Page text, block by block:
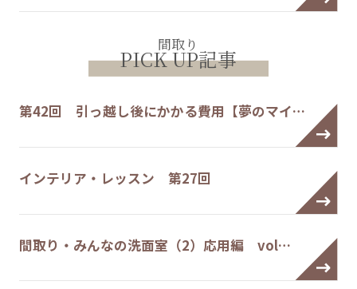
間取り
PICK UP記事
第42回 引っ越し後にかかる費用【夢のマイ…
インテリア・レッスン 第27回
間取り・みんなの洗面室（2）応用編 vol…